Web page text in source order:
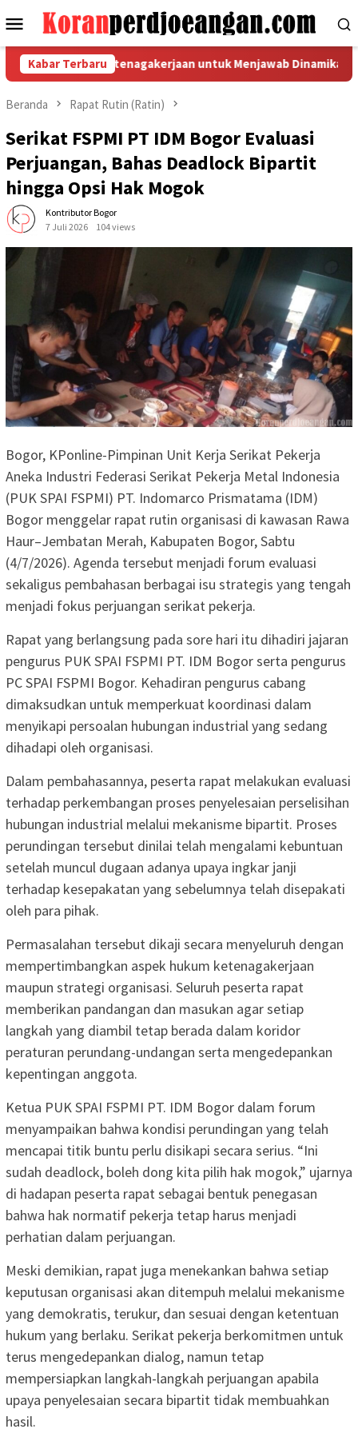
ke
Menu
Mobile
Kabar Terbaru
Regulasi Ketenagakerjaan untuk Menjawab Dinamika Dunia
Beranda Rapat Rutin (Ratin)
Serikat FSPMI PT IDM Bogor Evaluasi
Perjuangan, Bahas Deadlock Bipartit
hingga Opsi Hak Mogok
Kontributor Bogor
7 Juli 2026
104 views
Bogor, KPonline-Pimpinan Unit Kerja Serikat Pekerja
Aneka Industri Federasi Serikat Pekerja Metal Indonesia
(PUK SPAI FSPMI) PT. Indomarco Prismatama (IDM)
Bogor menggelar rapat rutin organisasi di kawasan Rawa
Haur–Jembatan Merah, Kabupaten Bogor, Sabtu
(4/7/2026). Agenda tersebut menjadi forum evaluasi
sekaligus pembahasan berbagai isu strategis yang tengah
menjadi fokus perjuangan serikat pekerja.
Rapat yang berlangsung pada sore hari itu dihadiri jajaran
pengurus PUK SPAI FSPMI PT. IDM Bogor serta pengurus
PC SPAI FSPMI Bogor. Kehadiran pengurus cabang
dimaksudkan untuk memperkuat koordinasi dalam
menyikapi persoalan hubungan industrial yang sedang
dihadapi oleh organisasi.
Dalam pembahasannya, peserta rapat melakukan evaluasi
terhadap perkembangan proses penyelesaian perselisihan
hubungan industrial melalui mekanisme bipartit. Proses
perundingan tersebut dinilai telah mengalami kebuntuan
setelah muncul dugaan adanya upaya ingkar janji
terhadap kesepakatan yang sebelumnya telah disepakati
oleh para pihak.
Permasalahan tersebut dikaji secara menyeluruh dengan
mempertimbangkan aspek hukum ketenagakerjaan
maupun strategi organisasi. Seluruh peserta rapat
memberikan pandangan dan masukan agar setiap
langkah yang diambil tetap berada dalam koridor
peraturan perundang-undangan serta mengedepankan
kepentingan anggota.
Ketua PUK SPAI FSPMI PT. IDM Bogor dalam forum
menyampaikan bahwa kondisi perundingan yang telah
mencapai titik buntu perlu disikapi secara serius. “Ini
sudah deadlock, boleh dong kita pilih hak mogok,” ujarnya
di hadapan peserta rapat sebagai bentuk penegasan
bahwa hak normatif pekerja tetap harus menjadi
perhatian dalam perjuangan.
Meski demikian, rapat juga menekankan bahwa setiap
keputusan organisasi akan ditempuh melalui mekanisme
yang demokratis, terukur, dan sesuai dengan ketentuan
hukum yang berlaku. Serikat pekerja berkomitmen untuk
terus mengedepankan dialog, namun tetap
mempersiapkan langkah-langkah perjuangan apabila
upaya penyelesaian secara bipartit tidak membuahkan
hasil.